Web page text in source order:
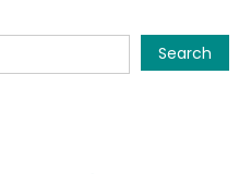
Search